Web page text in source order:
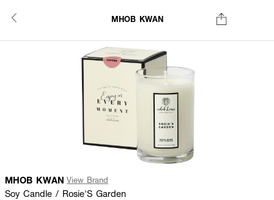
MHOB KWAN
MHOB KWAN View Brand
Soy Candle / Rosie'S Garden